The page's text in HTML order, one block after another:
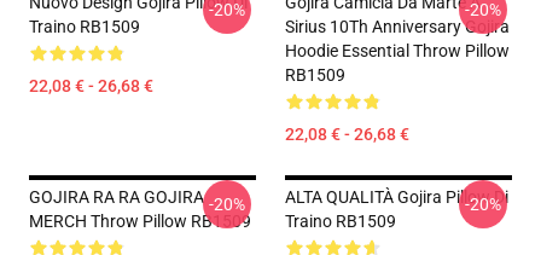
Traino RB1509
22,08 € - 26,68 €
-20%
Sirius 10Th Anniversary Gojira
Hoodie Essential Throw Pillow
RB1509
22,08 € - 26,68 €
-20%
GOJIRA RA RA GOJIRA
MERCH Throw Pillow RB1509
-20%
ALTA QUALITÀ Gojira Pillow Di
Traino RB1509
-20%